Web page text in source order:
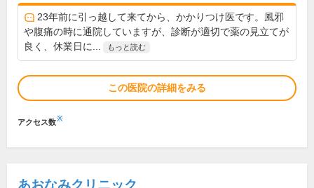
23年前に引っ越して来てから、かかりつけ医です。風邪
や腹痛の時に通院していますが、診断が適切で薬の見立てが
良く、休業日に...
もっと読む
この医院の詳細をみる
アクセス数※
あおなみクリニック